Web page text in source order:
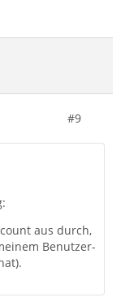
#9
aus durch,
Benutzer-